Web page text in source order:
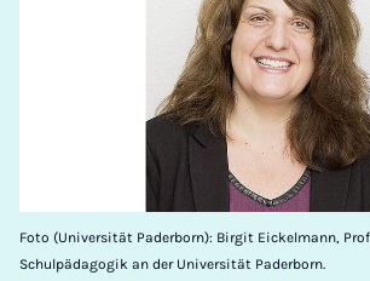
Foto (Universität Paderborn): Birgit Eickelmann,
Schulpädagogik an der Universität Paderborn.